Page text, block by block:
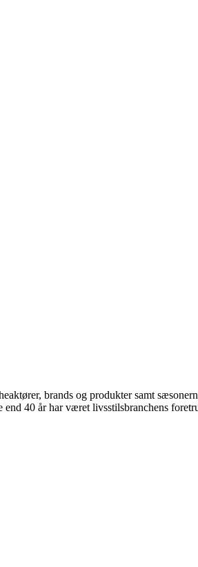
brands og produkter samt
end 40 år har været livsstilsbranchens